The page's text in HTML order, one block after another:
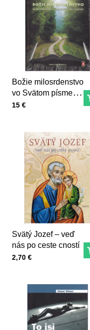
Božie milosrdenstvo
vo Svätom písme a
v Denníčku svätej
Cena s DPH
15 €
Svätý Jozef – veď
nás po ceste cností
Cena s DPH
2,70 €